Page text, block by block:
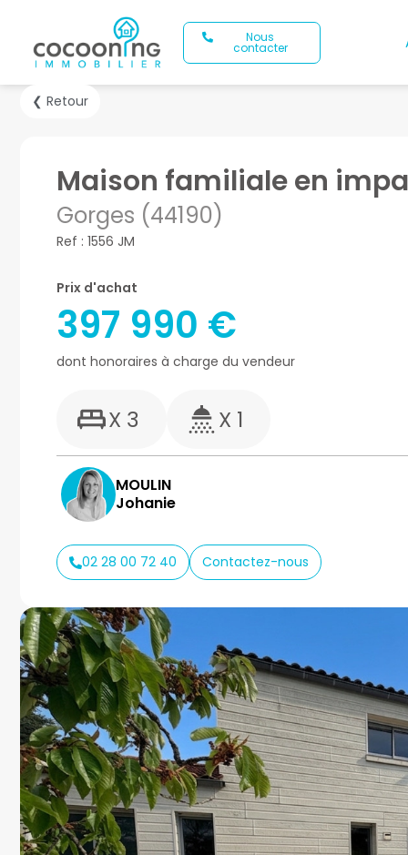
Nous
contacter
❮ Retour
Maison familiale en
Gorges (44190)
Ref : 1556 JM
Prix d'achat
397 990 €
dont honoraires à charge du vendeur
X 3 X 1
MOULIN
Johanie
02 28 00 72 40 Contactez-nous